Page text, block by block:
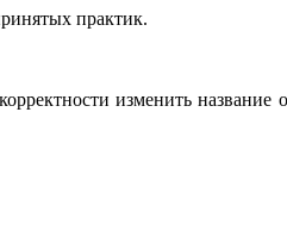
практик.
изменить